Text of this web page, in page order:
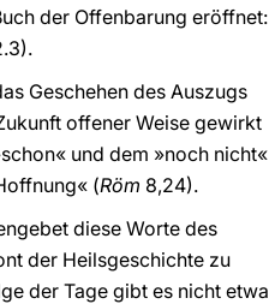
der Offenbarung eröffnet:
Geschehen des Auszugs
offener Weise gewirkt
und dem »noch nicht«
(Röm 8,24).
diese Worte des
der Heilsgeschichte zu
der Tage gibt es nicht etwa